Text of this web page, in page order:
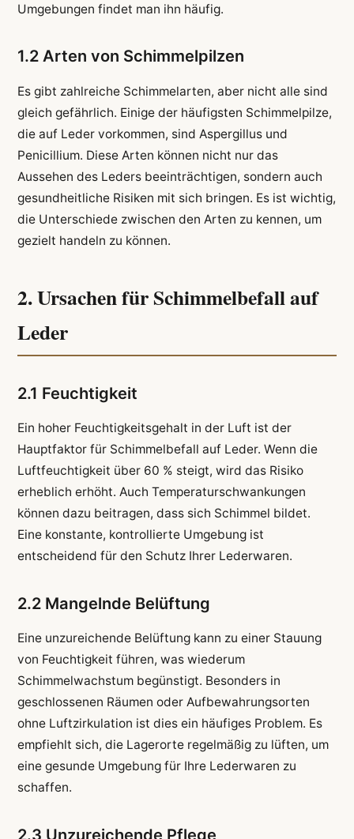
Umgebungen findet man ihn häufig.
1.2 Arten von Schimmelpilzen
Es gibt zahlreiche Schimmelarten, aber nicht alle sind
gleich gefährlich. Einige der häufigsten Schimmelpilze,
die auf Leder vorkommen, sind Aspergillus und
Penicillium. Diese Arten können nicht nur das
Aussehen des Leders beeinträchtigen, sondern auch
gesundheitliche Risiken mit sich bringen. Es ist wichtig,
die Unterschiede zwischen den Arten zu kennen, um
gezielt handeln zu können.
2. Ursachen für Schimmelbefall auf
Leder
2.1 Feuchtigkeit
Ein hoher Feuchtigkeitsgehalt in der Luft ist der
Hauptfaktor für Schimmelbefall auf Leder. Wenn die
Luftfeuchtigkeit über 60 % steigt, wird das Risiko
erheblich erhöht. Auch Temperaturschwankungen
können dazu beitragen, dass sich Schimmel bildet.
Eine konstante, kontrollierte Umgebung ist
entscheidend für den Schutz Ihrer Lederwaren.
2.2 Mangelnde Belüftung
Eine unzureichende Belüftung kann zu einer Stauung
von Feuchtigkeit führen, was wiederum
Schimmelwachstum begünstigt. Besonders in
geschlossenen Räumen oder Aufbewahrungsorten
ohne Luftzirkulation ist dies ein häufiges Problem. Es
empfiehlt sich, die Lagerorte regelmäßig zu lüften, um
eine gesunde Umgebung für Ihre Lederwaren zu
schaffen.
2.3 Unzureichende Pflege